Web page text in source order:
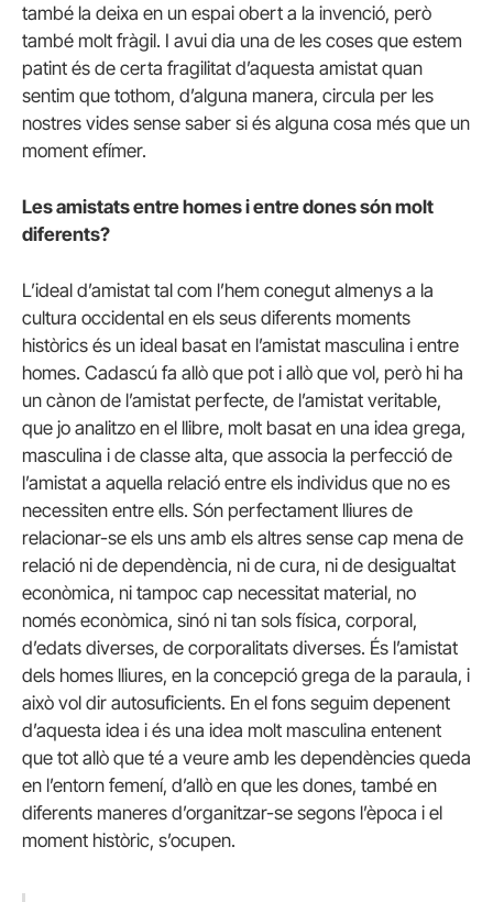
també la deixa en un espai obert a la invenció, però
també molt fràgil. I avui dia una de les coses que estem
patint és de certa fragilitat d’aquesta amistat quan
sentim que tothom, d’alguna manera, circula per les
nostres vides sense saber si és alguna cosa més que un
moment efímer.
Les amistats entre homes i entre dones són molt
diferents?
L’ideal d’amistat tal com l’hem conegut almenys a la
cultura occidental en els seus diferents moments
històrics és un ideal basat en l’amistat masculina i entre
homes. Cadascú fa allò que pot i allò que vol, però hi ha
un cànon de l’amistat perfecte, de l’amistat veritable,
que jo analitzo en el llibre, molt basat en una idea grega,
masculina i de classe alta, que associa la perfecció de
l’amistat a aquella relació entre els individus que no es
necessiten entre ells. Són perfectament lliures de
relacionar-se els uns amb els altres sense cap mena de
relació ni de dependència, ni de cura, ni de desigualtat
econòmica, ni tampoc cap necessitat material, no
només econòmica, sinó ni tan sols física, corporal,
d’edats diverses, de corporalitats diverses. És l’amistat
dels homes lliures, en la concepció grega de la paraula, i
això vol dir autosuficients. En el fons seguim depenent
d’aquesta idea i és una idea molt masculina entenent
que tot allò que té a veure amb les dependències queda
en l’entorn femení, d’allò en que les dones, també en
diferents maneres d’organitzar-se segons l’època i el
moment històric, s’ocupen.